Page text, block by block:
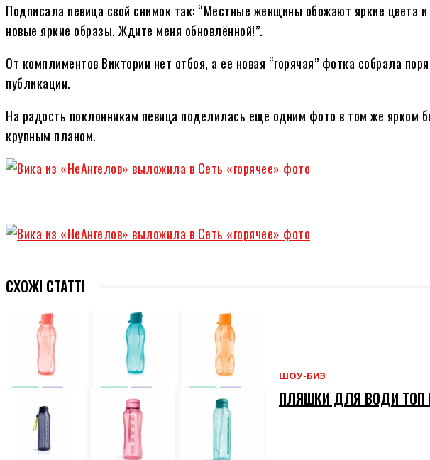
Подписала певица свой снимок так: “Местные женщины обожают яркие цвета
новые яркие образы. Ждите меня обновлённой!”.
От комплиментов Виктории нет отбоя, а ее новая “горячая” фотка собрала
публикации.
На радость поклонникам певица поделилась еще одним фото в том же ярком
крупным планом.
СХОЖІ СТАТТІ
ШОУ-БИЗ
ПЛЯШКИ ДЛЯ ВОДИ ТОП